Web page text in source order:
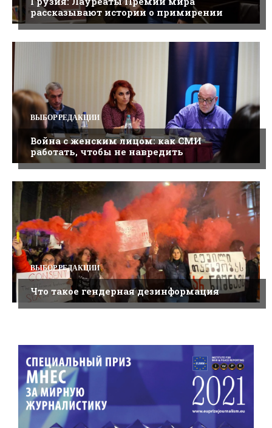
рассказывают истории о примирении
ВЫБОР РЕДАКЦИИ
Война с женским лицом: как СМИ
работать, чтобы не навредить
ВЫБОР РЕДАКЦИИ
Что такое гендерная дезинформация